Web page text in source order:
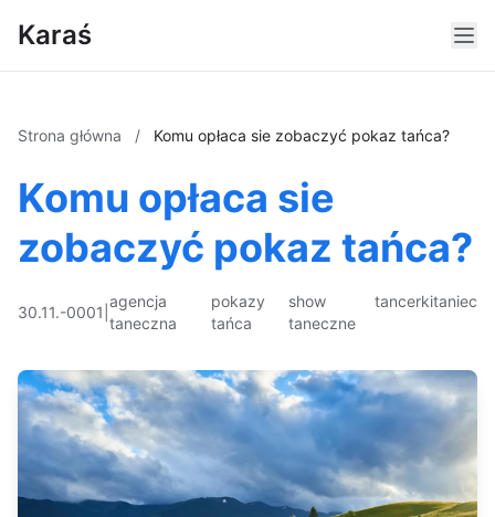
Karaś
Strona główna / Komu opłaca sie zobaczyć pokaz tańca?
Komu opłaca sie
zobaczyć pokaz tańca?
30.11.-0001
agencja
taneczna
pokazy
tańca
show
taneczne
tancerkitaniec